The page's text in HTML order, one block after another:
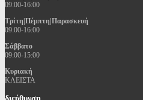
09:00-16:00
Τρίτη|Πέμπτη|Παρασκευή
09:00-16:00
Σάββατο
09:00-15:00
Κυριακή
ΚΛΕΙΣΤΑ